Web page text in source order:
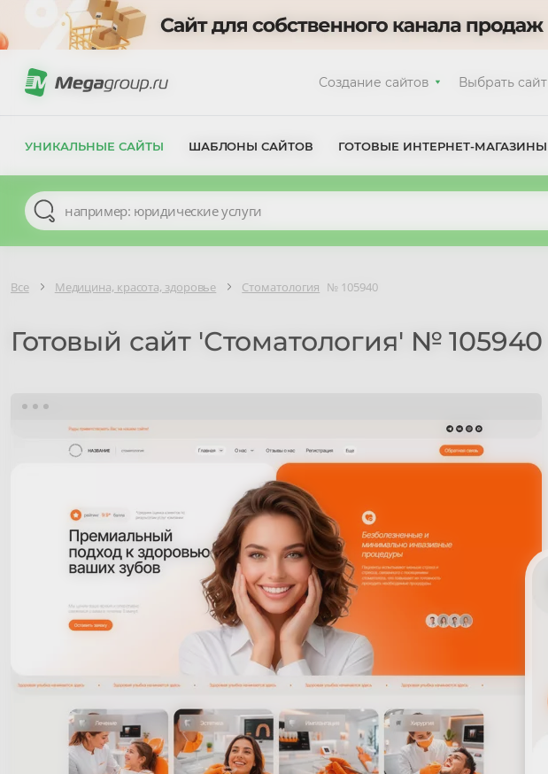
Создание сайтов Выбрать сайт
УНИКАЛЬНЫЕ САЙТЫ ШАБЛОНЫ САЙТОВ ГОТОВЫЕ ИНТЕРНЕТ-МАГАЗИНЫ
Все Медицина, красота, здоровье Стоматология № 105940
Готовый сайт 'Стоматология' № 105940